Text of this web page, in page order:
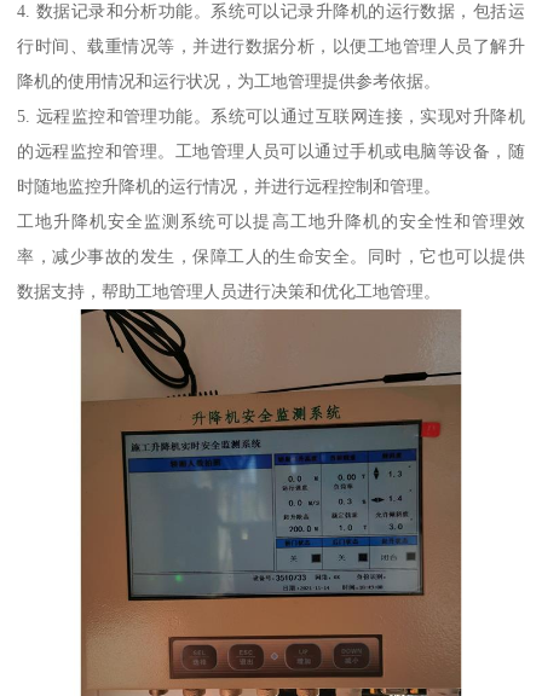
4. 数据记录和分析功能。系统可以记录升降机的运行数据，包括运
行时间、载重情况等，并进行数据分析，以便工地管理人员了解升
降机的使用情况和运行状况，为工地管理提供参考依据。
5. 远程监控和管理功能。系统可以通过互联网连接，实现对升降机
的远程监控和管理。工地管理人员可以通过手机或电脑等设备，随
时随地监控升降机的运行情况，并进行远程控制和管理。
工地升降机安全监测系统可以提高工地升降机的安全性和管理效
率，减少事故的发生，保障工人的生命安全。同时，它也可以提供
数据支持，帮助工地管理人员进行决策和优化工地管理。